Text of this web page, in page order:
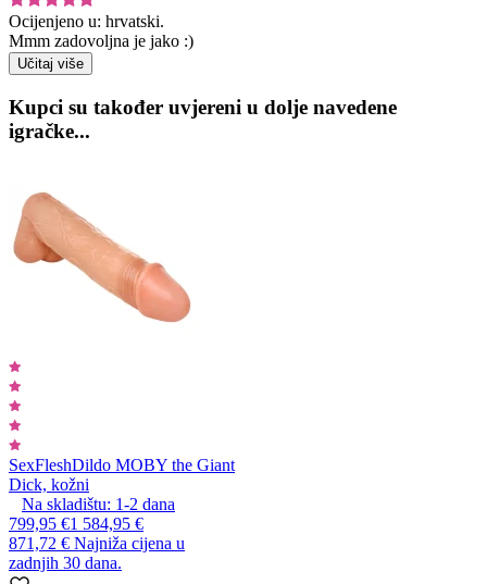
Ocijenjeno u: hrvatski.
Mmm zadovoljna je jako :)
Učitaj više
Kupci su također uvjereni u dolje navedene
igračke...
SexFleshDildo MOBY the Giant
Dick, kožni
Na skladištu: 1-2 dana
799,95 €1 584,95 €
871,72 € Najniža cijena u
zadnjih 30 dana.